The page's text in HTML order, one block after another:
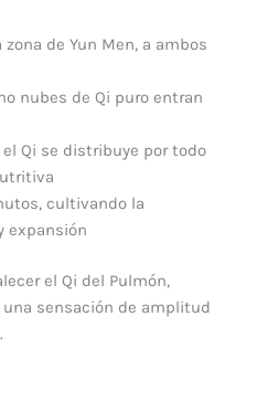
de Yun Men, a ambos
nubes de Qi puro entran
Qi se distribuye por todo
cultivando la
expansión
el Qi del Pulmón,
sensación de amplitud